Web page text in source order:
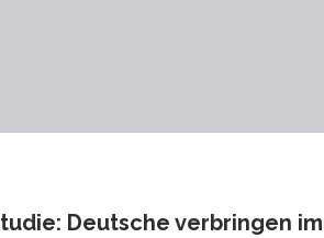
Deutsche verbringen